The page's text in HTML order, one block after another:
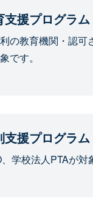
支援プログラム
の教育機関・認可
です。
支援プログラム
学校法人PTAが対